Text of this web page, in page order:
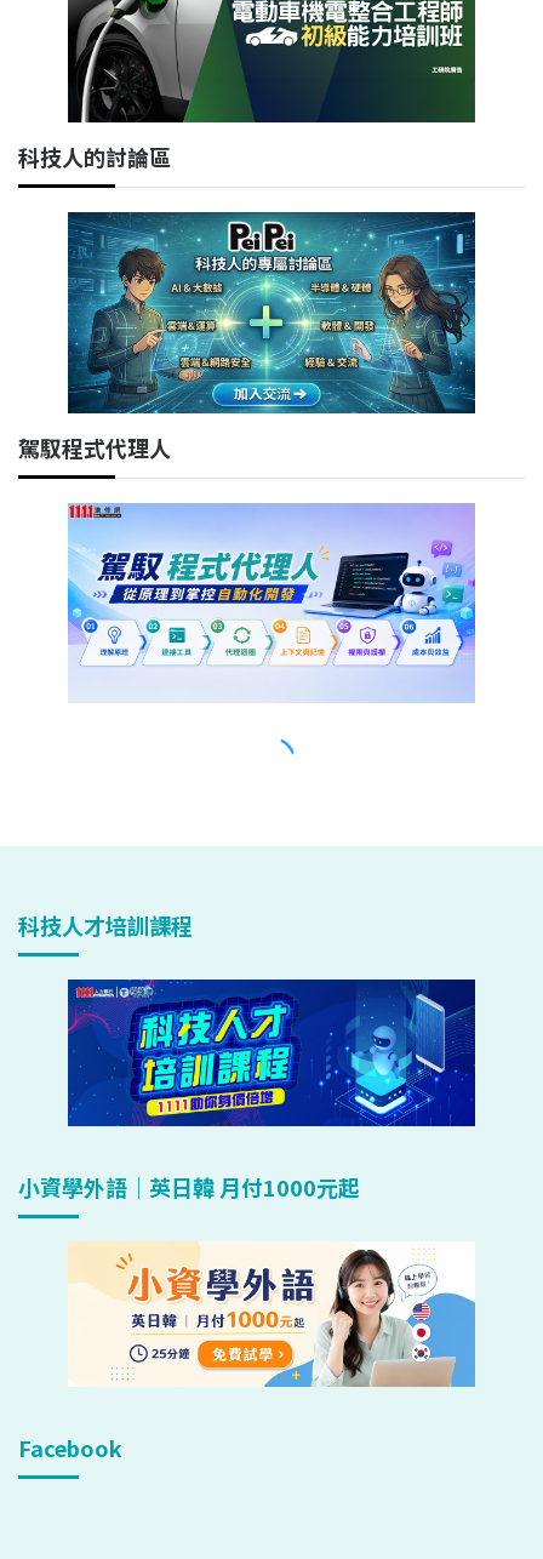
科技人才培訓課程
小資學外語｜英日韓 月付1000元起
Facebook